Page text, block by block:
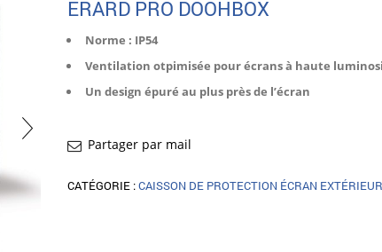
ERARD PRO DOOHBOX
Norme : IP54
Ventilation otpimisée pour écrans à haute
Un design épuré au plus près de l’écran
Partager par mail
CATÉGORIE :CAISSON DE PROTECTION ÉCRAN EXTÉRIEUR